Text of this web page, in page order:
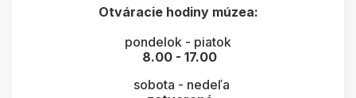
Otváracie hodiny múzea:
pondelok - piatok
8.00 - 17.00
sobota - nedeľa